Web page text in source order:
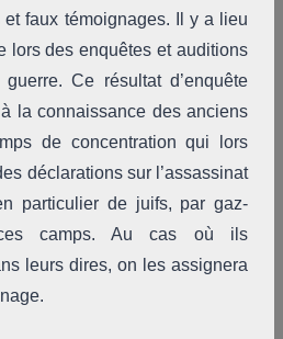
et faux témoignages. Il y a lieu
lors des enquêtes et auditions
Ce résultat d’enquête
la connaissance des anciens
de concentration qui lors
déclarations sur l’assassinat
particulier de juifs, par gaz-
camps. Au cas où ils
leurs dires, on les assignera